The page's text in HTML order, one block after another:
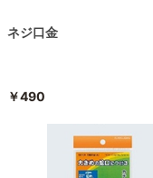
ネジ口金
￥490